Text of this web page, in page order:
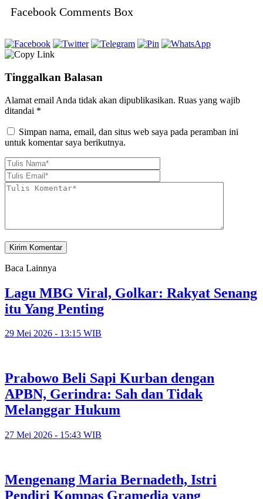
Facebook Comments Box
Tinggalkan Balasan
Alamat email Anda tidak akan dipublikasikan. Ruas yang wajib
ditandai *
Simpan nama, email, dan situs web saya pada peramban ini
untuk komentar saya berikutnya.
Baca Lainnya
Lagu MBG Viral, Golkar: Rakyat Senang
itu Yang Penting
29 Mei 2026 - 13:15 WIB
Prabowo Beli Sapi Kurban dengan
APBN, Gerindra: Sah dan Tidak
Melanggar Hukum
27 Mei 2026 - 15:43 WIB
Mengenang Maria Bernadeth, Istri
Pendiri Kompas Gramedia yang